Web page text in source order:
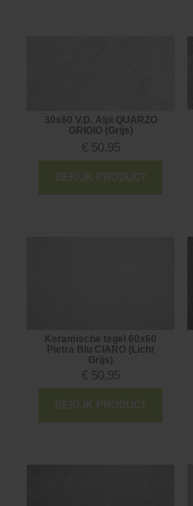
30x60 V.D. Alpi QUARZO
GRIGIO (Grijs)
€ 50,95
BEKIJK PRODUCT
Keramische tegel 60x60
Pietra Blu CIARO (Licht
Grijs)
€ 50,95
BEKIJK PRODUCT